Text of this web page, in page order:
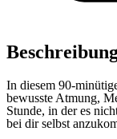
In diesem 90-
bewusste Atmung,
Stunde, in der es
bei dir selbst